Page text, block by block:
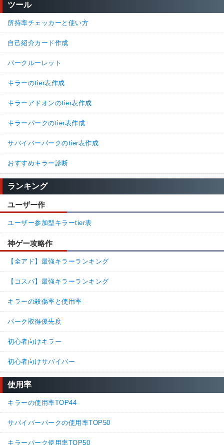
続きを読む（3件）
ツール
所持率チェッカーと使い方
自己紹介カード作成
パークルーレット
キラーのtier表作成
キラーアドオンのtier表作成
キラーパークのtier表作成
サバイバーパークのtier表作成
おすすめキラー診断
ランキング
ユーザー作
ユーザー参加型キラーtier表
神ゲー攻略作
【全アド】最強キラーランキング
【コスパ】最強キラーランキング
キラーの殺傷率と使用率
パーク取得優先度
初心者向けキラー
初心者向けサバイバー
使用率
キラーの使用率TOP44
サバイバーパークの使用率TOP50
キラーパーク使用率TOP50